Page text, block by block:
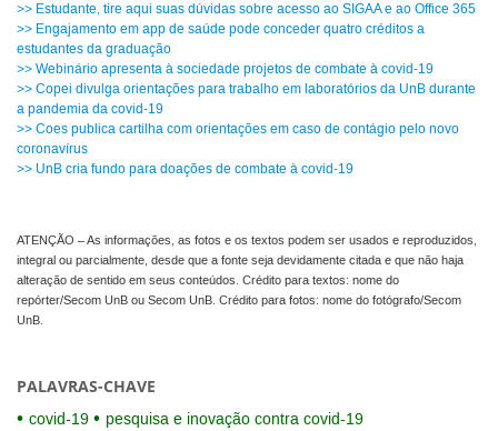
>> Estudante, tire aqui suas dúvidas sobre acesso ao SIGAA e ao Office 365
>> Engajamento em app de saúde pode conceder quatro créditos a
estudantes da graduação
>> Webinário apresenta à sociedade projetos de combate à covid-19
>> Copei divulga orientações para trabalho em laboratórios da UnB durante
a pandemia da covid-19
>> Coes publica cartilha com orientações em caso de contágio pelo novo
coronavírus
>> UnB cria fundo para doações de combate à covid-19
ATENÇÃO – As informações, as fotos e os textos podem ser usados e reproduzidos,
integral ou parcialmente, desde que a fonte seja devidamente citada e que não haja
alteração de sentido em seus conteúdos. Crédito para textos: nome do
repórter/Secom UnB ou Secom UnB. Crédito para fotos: nome do fotógrafo/Secom
UnB.
PALAVRAS-CHAVE
covid-19 pesquisa e inovação contra covid-19